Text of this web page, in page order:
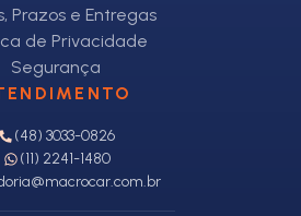
Prazos e Entregas
de Privacidade
Segurança
(48) 3033-0826
(11) 2241-1480